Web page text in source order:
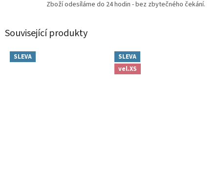
Zboží odesíláme do 24 hodin - bez zbytečného čekání.
Související produkty
SLEVA
SLEVA
vel.XS